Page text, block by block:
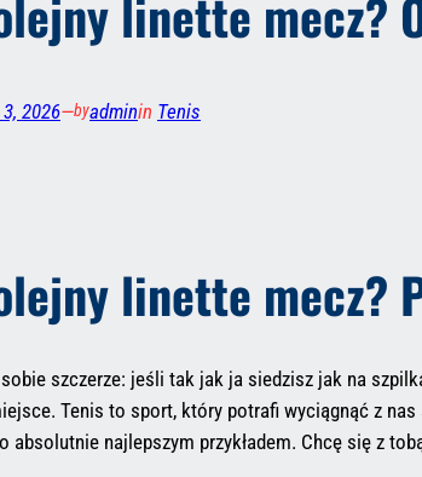
linette mecz?
2026—byadminin Tenis
linette mecz?
szczerze: jeśli tak jak ja siedzisz jak na
Tenis to sport, który potrafi wyciągnąć z
absolutnie najlepszym przykładem. Chcę się z